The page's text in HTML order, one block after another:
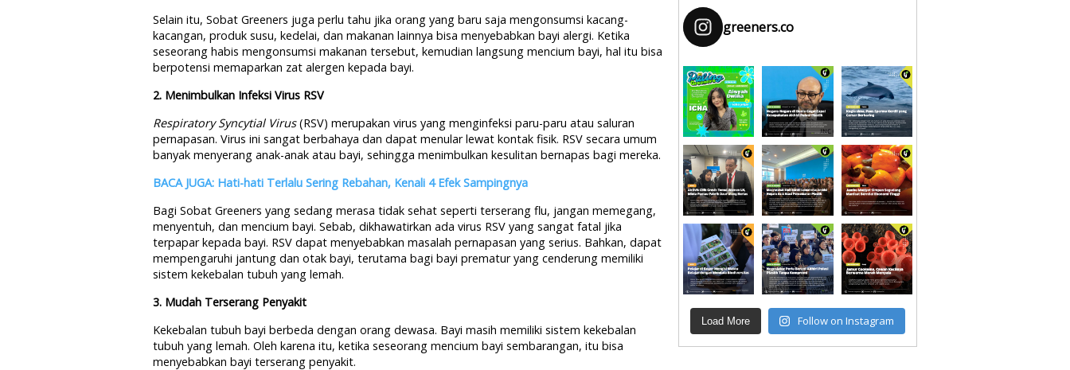
Selain itu, Sobat Greeners juga perlu tahu jika orang yang baru saja mengonsumsi kacang-
kacangan, produk susu, kedelai, dan makanan lainnya bisa menyebabkan bayi alergi. Ketika
seseorang habis mengonsumsi makanan tersebut, kemudian langsung mencium bayi, hal itu bisa
berpotensi memaparkan zat alergen kepada bayi.
2. Menimbulkan Infeksi Virus RSV
Respiratory Syncytial Virus(RSV) merupakan virus yang menginfeksi paru-paru atau saluran
pernapasan. Virus ini sangat berbahaya dan dapat menular lewat kontak fisik. RSV secara umum
banyak menyerang anak-anak atau bayi, sehingga menimbulkan kesulitan bernapas bagi mereka.
BACA JUGA: Hati-hati Terlalu Sering Rebahan, Kenali 4 Efek Sampingnya
Bagi Sobat Greeners yang sedang merasa tidak sehat seperti terserang flu, jangan memegang,
menyentuh, dan mencium bayi. Sebab, dikhawatirkan ada virus RSV yang sangat fatal jika
terpapar kepada bayi. RSV dapat menyebabkan masalah pernapasan yang serius. Bahkan, dapat
mempengaruhi jantung dan otak bayi, terutama bagi bayi prematur yang cenderung memiliki
sistem kekebalan tubuh yang lemah.
3. Mudah Terserang Penyakit
Kekebalan tubuh bayi berbeda dengan orang dewasa. Bayi masih memiliki sistem kekebalan
tubuh yang lemah. Oleh karena itu, ketika seseorang mencium bayi sembarangan, itu bisa
menyebabkan bayi terserang penyakit.
greeners.co
Load More Follow on Instagram